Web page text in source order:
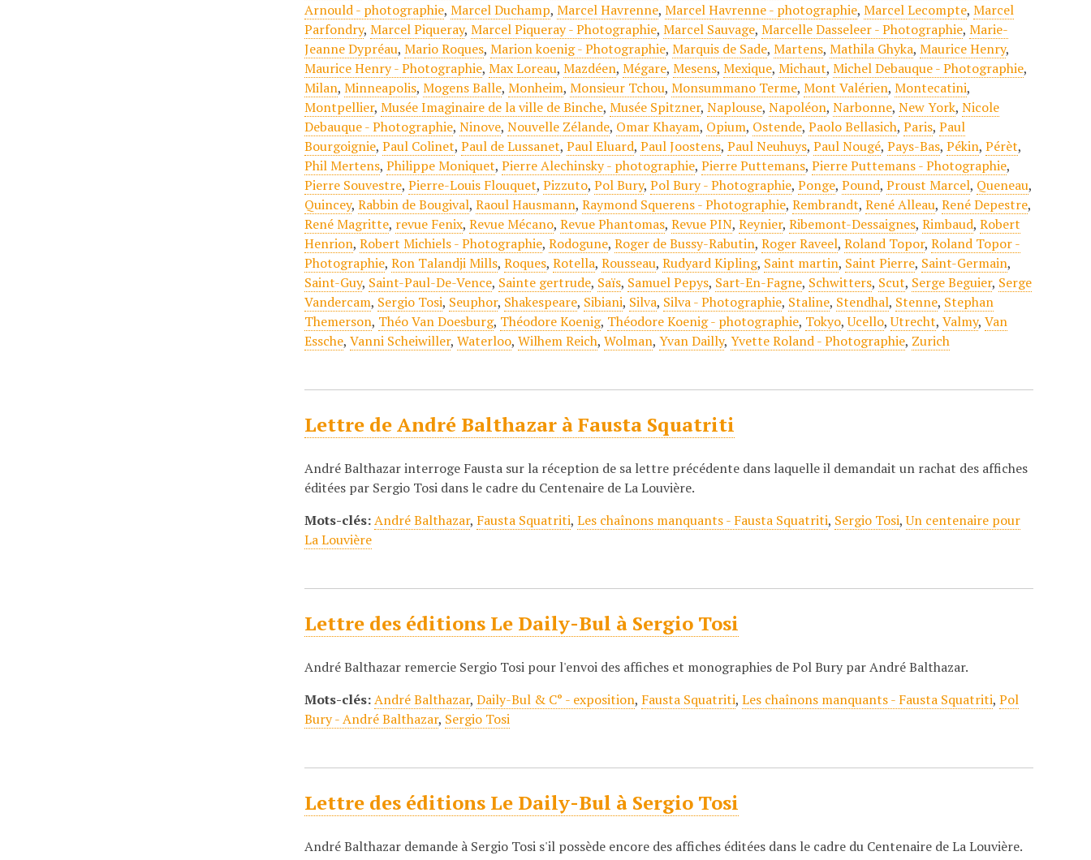
Arnould - photographie,Marcel Duchamp,Marcel Havrenne,Marcel Havrenne - photographie,Marcel Lecompte,Marcel
Parfondry,Marcel Piqueray,Marcel Piqueray - Photographie,Marcel Sauvage,Marcelle Dasseleer - Photographie,Marie-
Jeanne Dypréau,Mario Roques,Marion koenig - Photographie,Marquis de Sade,Martens,Mathila Ghyka,Maurice Henry,
Maurice Henry - Photographie,Max Loreau,Mazdéen,Mégare,Mesens,Mexique,Michaut,Michel Debauque - Photographie,
Milan,Minneapolis,Mogens Balle,Monheim,Monsieur Tchou,Monsummano Terme,Mont Valérien,Montecatini,
Montpellier,Musée Imaginaire de la ville de Binche,Musée Spitzner,Naplouse,Napoléon,Narbonne,New York,Nicole
Debauque - Photographie,Ninove,Nouvelle Zélande, Omar Khayam, Opium, Ostende,Paolo Bellasich,Paris,Paul
Bourgoignie,Paul Colinet,Paul de Lussanet,Paul Eluard,Paul Joostens,Paul Neuhuys,Paul Nougé,Pays-Bas,Pékin,Pérèt,
Phil Mertens,Philippe Moniquet,Pierre Alechinsky - photographie,Pierre Puttemans,Pierre Puttemans - Photographie,
Pierre Souvestre,Pierre-Louis Flouquet,Pizzuto,Pol Bury,Pol Bury - Photographie,Ponge,Pound,Proust Marcel, Queneau,
Quincey,Rabbin de Bougival,Raoul Hausmann,Raymond Squerens - Photographie,Rembrandt,René Alleau,René Depestre,
René Magritte, revue Fenix,Revue Mécano,Revue Phantomas,Revue PIN,Reynier,Ribemont-Dessaignes,Rimbaud,Robert
Henrion,Robert Michiels - Photographie,Rodogune,Roger de Bussy-Rabutin,Roger Raveel,Roland Topor,Roland Topor -
Photographie,Ron Talandji Mills,Roques,Rotella,Rousseau,Rudyard Kipling, Saint martin, Saint Pierre, Saint-Germain,
Saint-Guy, Saint-Paul-De-Vence, Sainte gertrude, Saïs, Samuel Pepys, Sart-En-Fagne, Schwitters, Scut, Serge Beguier, Serge
Vandercam, Sergio Tosi, Seuphor, Shakespeare, Sibiani, Silva, Silva - Photographie, Staline, Stendhal, Stenne, Stephan
Themerson, Théo Van Doesburg, Théodore Koenig, Théodore Koenig - photographie, Tokyo,Ucello,Utrecht,Valmy,Van
Essche,Vanni Scheiwiller,Waterloo,Wilhem Reich,Wolman,Yvan Dailly,Yvette Roland - Photographie, Zurich
Lettre de André Balthazar à Fausta Squatriti
André Balthazar interroge Fausta sur la réception de sa lettre précédente dans laquelle il demandait un rachat des affiches
éditées par Sergio Tosi dans le cadre du Centenaire de La Louvière.
Mots-clés:André Balthazar, Fausta Squatriti,Les chaînons manquants - Fausta Squatriti, Sergio Tosi,Un centenaire pour
La Louvière
Lettre des éditions Le Daily-Bul à Sergio Tosi
André Balthazar remercie Sergio Tosi pour l'envoi des affiches et monographies de Pol Bury par André Balthazar.
Mots-clés:André Balthazar,Daily-Bul & C° - exposition, Fausta Squatriti,Les chaînons manquants - Fausta Squatriti,Pol
Bury - André Balthazar, Sergio Tosi
Lettre des éditions Le Daily-Bul à Sergio Tosi
André Balthazar demande à Sergio Tosi s'il possède encore des affiches éditées dans le cadre du Centenaire de La Louvière.